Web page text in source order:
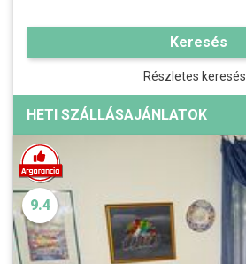
Keresés
Részletes keresés
HETI SZÁLLÁSAJÁNLATOK
9.4